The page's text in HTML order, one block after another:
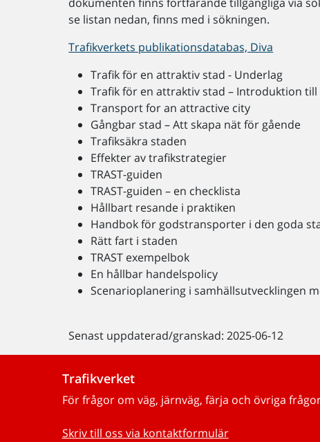
se listan nedan, finns med i sökningen.
Trafikverkets publikationsdatabas, Diva
Trafik för en attraktiv stad - Underlag
Trafik för en attraktiv stad – Introduktion till
Transport for an attractive city
Gångbar stad – Att skapa nät för gående
Trafiksäkra staden
Effekter av trafikstrategier
TRAST-guiden
TRAST-guiden – en checklista
Hållbart resande i praktiken
Handbok för godstransporter i den goda
Rätt fart i staden
TRAST exempelbok
En hållbar handelspolicy
Scenarioplanering i samhällsutvecklingen
Senast uppdaterad/granskad: 2025-06-12
Trafikverket
För frågor om väg, järnväg, färja och övriga
Skriv till oss via kontaktformulär